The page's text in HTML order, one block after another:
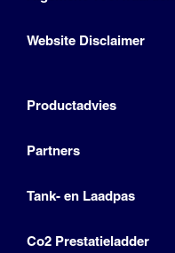
Website Disclaimer
Productadvies
Partners
Tank- en Laadpas
Co2 Prestatieladder